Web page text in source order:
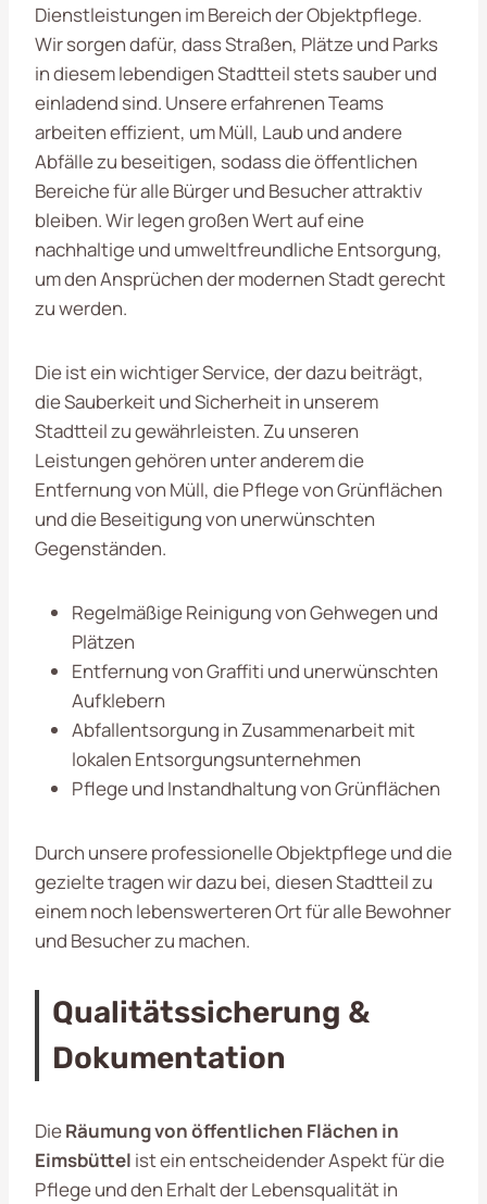
Dienstleistungen im Bereich der Objektpflege.
Wir sorgen dafür, dass Straßen, Plätze und Parks
in diesem lebendigen Stadtteil stets sauber und
einladend sind. Unsere erfahrenen Teams
arbeiten effizient, um Müll, Laub und andere
Abfälle zu beseitigen, sodass die öffentlichen
Bereiche für alle Bürger und Besucher attraktiv
bleiben. Wir legen großen Wert auf eine
nachhaltige und umweltfreundliche Entsorgung,
um den Ansprüchen der modernen Stadt gerecht
zu werden.
Dieist ein wichtiger Service, der dazu beiträgt,
die Sauberkeit und Sicherheit in unserem
Stadtteil zu gewährleisten. Zu unseren
Leistungen gehören unter anderem die
Entfernung von Müll, die Pflege von Grünflächen
und die Beseitigung von unerwünschten
Gegenständen.
Regelmäßige Reinigung von Gehwegen und
Plätzen
Entfernung von Graffiti und unerwünschten
Aufklebern
Abfallentsorgung in Zusammenarbeit mit
lokalen Entsorgungsunternehmen
Pflege und Instandhaltung von Grünflächen
Durch unsere professionelle Objektpflege und die
gezielte tragen wir dazu bei, diesen Stadtteil zu
einem noch lebenswerteren Ort für alle Bewohner
und Besucher zu machen.
Qualitätssicherung &
Dokumentation
DieRäumung von öffentlichen Flächen in
Eimsbüttel ist ein entscheidender Aspekt für die
Pflege und den Erhalt der Lebensqualität in